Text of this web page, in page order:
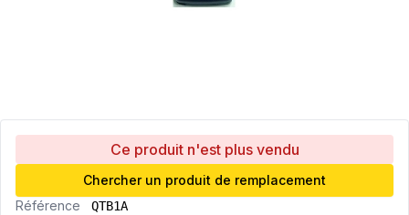
Ce produit n'est plus vendu
Chercher un produit de remplacement
Référence
QTB1A